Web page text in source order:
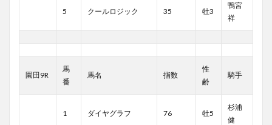
5 クールロジック 35 牡3
鴨宮
祥
園田9R
馬
番
馬名 指数
性
齢
騎手
1 ダイヤグラフ 76 牡5
杉浦
健